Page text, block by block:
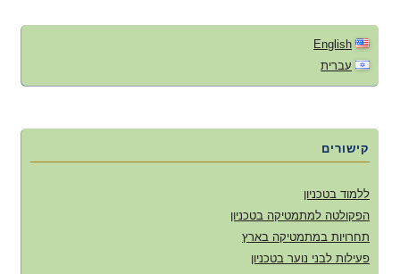
English
עברית
קישורים
ללמוד בטכניון
הפקולטה למתמטיקה בטכניון
תחרויות במתמטיקה בארץ
פעילות לבני נוער בטכניון